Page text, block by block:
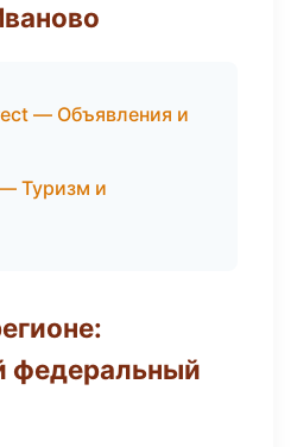
— Объявления и
Туризм и
федеральный